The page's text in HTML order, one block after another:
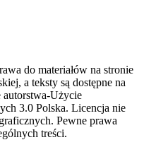
do materiałów na stronie
a teksty są dostępne na
Użycie
3.0 Polska. Licencja nie
Pewne prawa
treści.